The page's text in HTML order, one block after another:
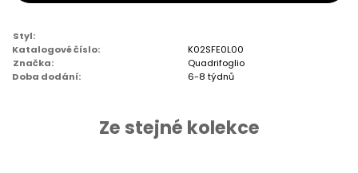
Styl:
Katalogové číslo:
K02SFE0L00
Značka:
Quadrifoglio
Doba dodání:
6-8 týdnů
Ze stejné kolekce